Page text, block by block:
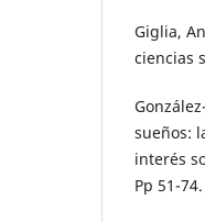
Giglia,
ciencias
sueños:
interés
Pp 51-